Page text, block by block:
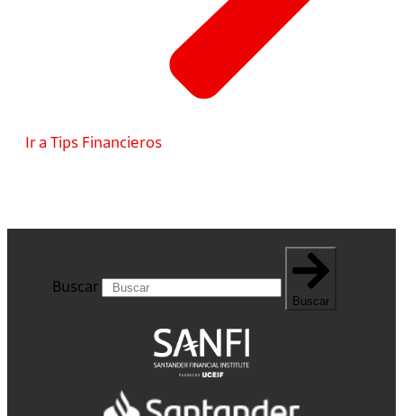
Ir a Tips Financieros
Buscar
Buscar